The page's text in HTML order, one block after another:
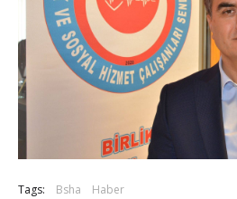
Tags: Bsha Haber